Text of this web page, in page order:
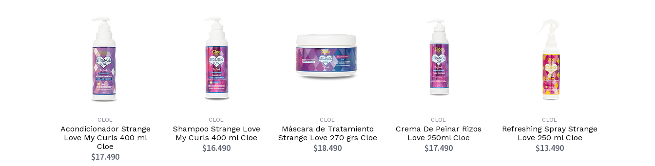
CLOE
Acondicionador Strange
Love My Curls 400 ml
Cloe
$17.490
CLOE
Shampoo Strange Love
My Curls 400 ml Cloe
$16.490
CLOE
Máscara de Tratamiento
Strange Love 270 grs Cloe
$18.490
CLOE
Crema De Peinar Rizos
Love 250ml Cloe
$17.490
CLOE
Refreshing Spray Strange
Love 250 ml Cloe
$13.490